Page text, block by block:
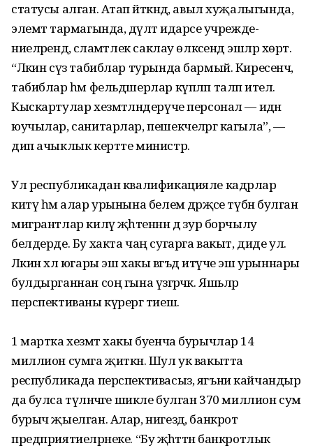
статусы алган. Атап әйткәндә, авыл хуҗалыгында,
элемтә тармагында, дәүләт идарәсе учрежде­
ниеләрендә, сәламәтлек саклау өлкә­сендә эшләр хөрт.
“Ләкин сүз табиблар турында бармый. Киресенчә,
табиблар һәм фельдшерлар күпләп таләп ителә.
Кыскартулар хезмәтләндерүче персонал — идән
юучылар, санитарлар, пешекчеләргә кагыла”, —
дип ачыклык кертте министр.
Ул республикадан квалификацияле кадрлар
китү һәм алар урынына белем дәрәҗәсе түбән булган
мигрантлар килү җәһәтеннән дә зур борчылу
белдерде. Бу хакта чаң сугарга вакыт, диде ул.
Ләкин хәл югары эш хакы вәгъдә итүче эш урыннары
булдырганнан соң гына үзгәрәчәк. Яшьләр
перспективаны күрергә тиеш.
1 мартка хезмәт хакы буенча бурычлар 14
миллион сумга җиткән. Шул ук вакытта
республикада перспективасыз, ягъни кайчандыр
да булса түләнәчәге шикле булган 370 миллион сум
бурыч җыелган. Алар, нигездә, банкрот
предприятиеләрнеке. “Бу җәһәттән банкротлык